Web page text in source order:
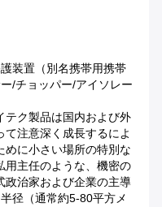
装置（別名携帯用携帯
/チョッパー/アイソレー
テク製品は国内および外
注意深く成長するによ
めに小さい場所の特別な
用主任のような、機密の
政治家および企業の主導
径（通常約5-80平方メ